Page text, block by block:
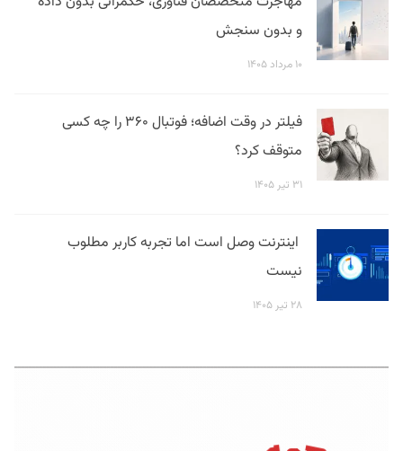
و بدون سنجش
۱۰ مرداد ۱۴۰۵
فیلتر در وقت اضافه؛ فوتبال ۳۶۰ را چه کسی
متوقف کرد؟
۳۱ تیر ۱۴۰۵
اینترنت وصل است اما تجربه کاربر مطلوب
نیست
۲۸ تیر ۱۴۰۵